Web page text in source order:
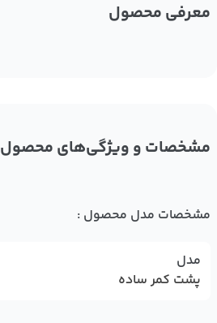
معرفی محصول
مشخصات و ویژگی‌های محصول
مشخصات مدل محصول :
مدل
پشت کمر ساده